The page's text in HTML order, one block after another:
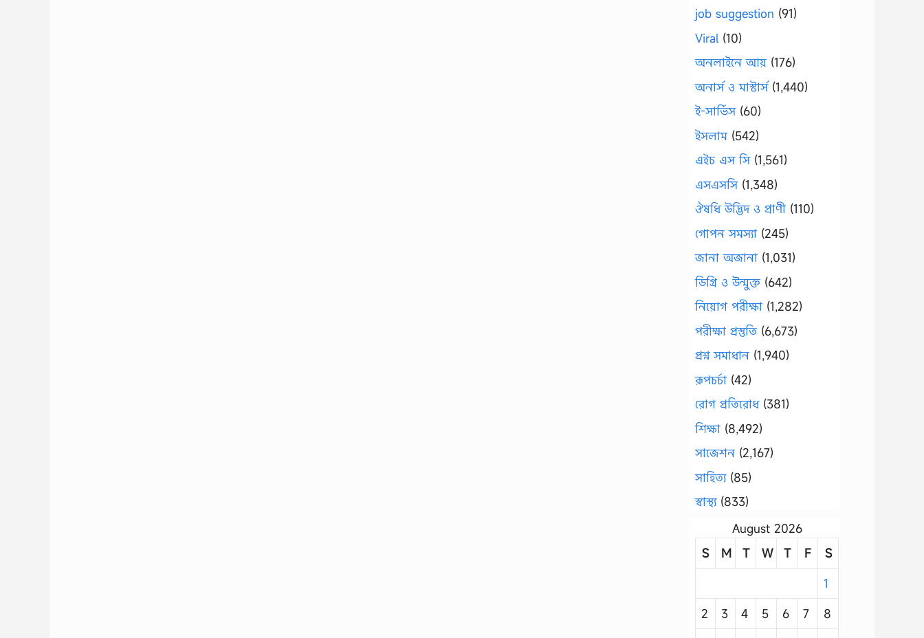
job suggestion (91)
Viral (10)
অনলাইনে আয় (176)
অনার্স ও মাস্টার্স(1,440)
ই-সার্ভিস(60)
ইসলাম(542)
এইচ এস সি(1,561)
এসএসসি(1,348)
ঔষধি উদ্ভিদ ও প্রাণী (110)
গোপন সমস্যা (245)
জানা অজানা (1,031)
ডিগ্রি ও উন্মুক্ত (642)
নিয়োগ পরীক্ষা (1,282)
পরীক্ষা প্রস্তুতি (6,673)
প্রশ্ন সমাধান (1,940)
রূপচর্চা (42)
রোগ প্রতিরোধ(381)
শিক্ষা (8,492)
সাজেশন (2,167)
সাহিত্য(85)
স্বাস্থ্য(833)
August 2026
S
M T W T F
S
1
2
3 4 5 6 7
8